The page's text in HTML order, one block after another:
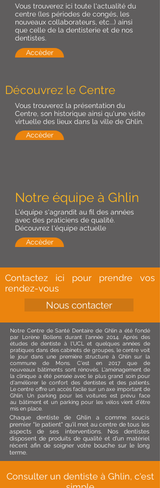
Vous trouverez ici toute l'actualité du
centre (les périodes de congés, les
nouveaux collaborateurs, etc...) ainsi
que celle de la dentisterie et de nos
dentistes.
Accèder
Découvrez le Centre
Vous trouverez la présentation du
Centre, son historique ainsi qu'une visite
virtuelle des lieux dans la ville de Ghlin.
Accèder
Notre équipe à Ghlin
L'équipe s'agrandit au fil des années
avec des praticiens de qualité.
Découvrez l'équipe actuelle
Accèder
Contactez ici pour prendre vos
rendez-vous
Nous contacter
Notre Centre de Santé Dentaire de Ghlin a été fondé
par Lorène Bollens durant l'année 2014. Après des
études de dentiste à l'UCL et quelques années de
pratiques dans des cabinets de groupes, le centre voit
le jour dans une première structure à Ghlin sur la
commune de Mons. C'est en 2017 que de
nouveaux bâtiments sont rénovés. L'aménagement de
la clinique a été pensée avec le plus grand soin pour
d'améliorer le confort des dentistes et des patients.
Le centre offre un accès facile sur un axe important de
Ghlin. Un parking pour les voitures est prévu face
au bâtiment et un parking pour les vélos vient d'être
mis en place.
Chaque dentiste de Ghlin a comme soucis
premier "le patient" qu'il met au centre de tous les
aspects de ses interventions. Nos dentistes
disposent de produits de qualité et d'un matériel
récent afin de soigner votre bouche sur le long
terme.
Consulter un dentiste à Ghlin, c'est